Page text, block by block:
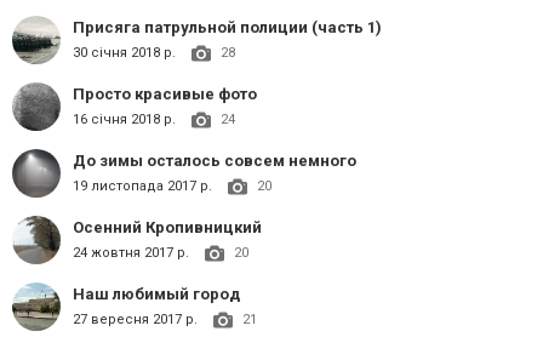
Присяга патрульной полиции (часть 1)
30 січня 2018 р. 28
Просто красивые фото
16 січня 2018 р. 24
До зимы осталось совсем немного
19 листопада 2017 р. 20
Осенний Кропивницкий
24 жовтня 2017 р. 20
Наш любимый город
27 вересня 2017 р. 21